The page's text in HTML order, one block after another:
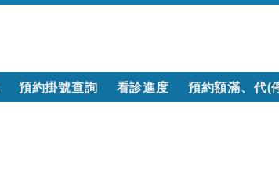
預約掛號查詢 看診進度 預約額滿、代(